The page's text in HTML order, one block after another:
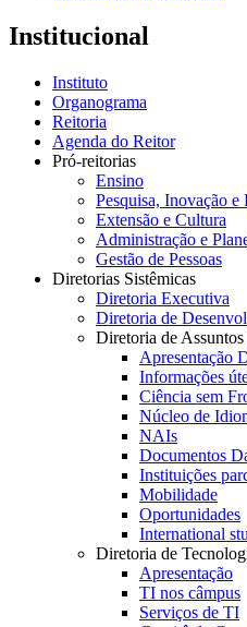
Institucional
Instituto
Organograma
Reitoria
Agenda do Reitor
Pró-reitorias
Ensino
Pesquisa, Inovação e
Extensão e Cultura
Administração e
Gestão de Pessoas
Diretorias Sistêmicas
Diretoria Executiva
Diretoria de
Diretoria de
Apresentação
Informações
Ciência sem
Núcleo de
NAIs
Documentos
Instituições
Mobilidade
Oportunidades
International
Diretoria de
Apresentação
TI nos câmpus
Serviços de TI